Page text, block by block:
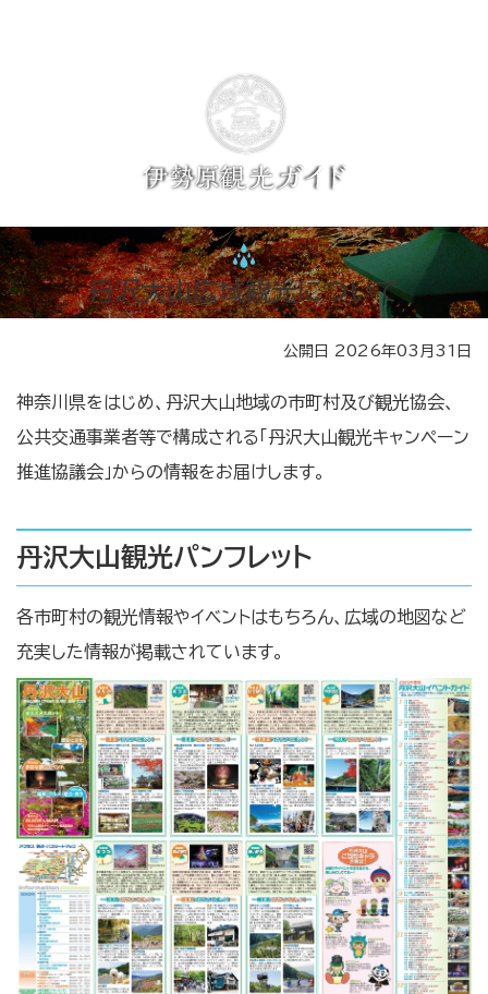
丹沢大山広域観光について
公開日 2026年03月31日
神奈川県をはじめ、丹沢大山地域の市町村及び観光協会、
公共交通事業者等で構成される「丹沢大山観光キャンペーン
推進協議会」からの情報をお届けします。
丹沢大山観光パンフレット
各市町村の観光情報やイベントはもちろん、広域の地図など
充実した情報が掲載されています。